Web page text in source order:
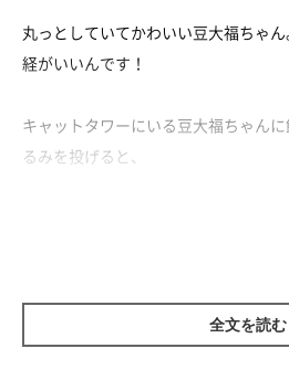
丸っとしていてかわいい豆大福ちゃ
経がいいんです！
キャットタワーにいる豆大福ちゃん
るみを投げると、
最後はおもちゃをお尻で隠して“試合
した（笑）
全文を読む